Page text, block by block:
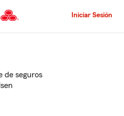
al
principal
Iniciar Sesión